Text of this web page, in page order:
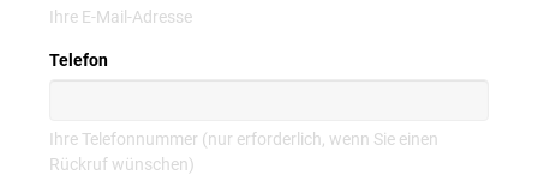
Ihre E-Mail-Adresse
Telefon
Ihre Telefonnummer (nur erforderlich, wenn Sie einen
Rückruf wünschen)